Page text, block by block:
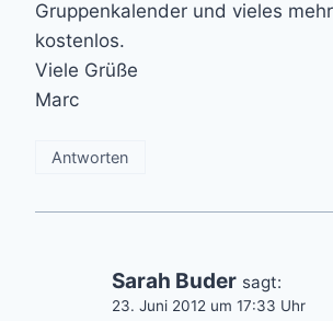
Gruppenkalender und vieles
kostenlos.
Viele Grüße
Marc
Antworten
Sarah Buder sagt:
23. Juni 2012 um 17:33 Uhr